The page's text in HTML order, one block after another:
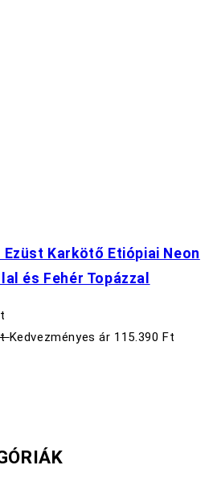
Karkötő Etiópiai Neon
és Fehér Topázzal
Kedvezményes ár 115.390 Ft